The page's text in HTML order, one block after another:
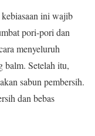
ini wajib
pori-pori dan
menyeluruh
balm. Setelah itu,
sabun pembersih.
dan bebas